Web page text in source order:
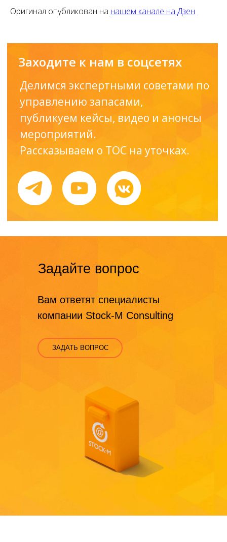
Оригинал опубликован на нашем канале на Дзен
Задайте вопрос
Вам ответят специалисты
компании Stock-M Consulting
ЗАДАТЬ ВОПРОС